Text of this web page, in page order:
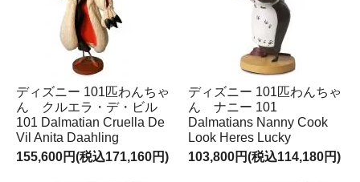
ディズニー 101匹わんちゃ
ん クルエラ・デ・ビル
101 Dalmatian Cruella De
Vil Anita Daahling
155,600円(税込171,160円)
ディズニー 101匹わんちゃ
ん ナニー 101
Dalmatians Nanny Cook
Look Heres Lucky
103,800円(税込114,180円)